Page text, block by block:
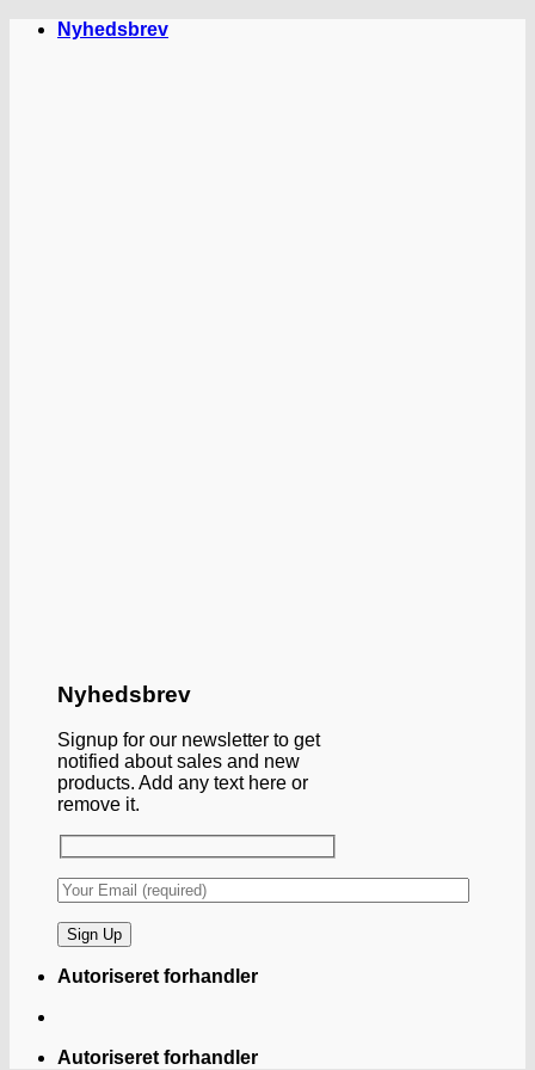
FortsætNyhedsbrev
Nyhedsbrev
Signup for our newsletter to get
notified about sales and new
products. Add any text here or
remove it.
Autoriseret forhandler
Autoriseret forhandler